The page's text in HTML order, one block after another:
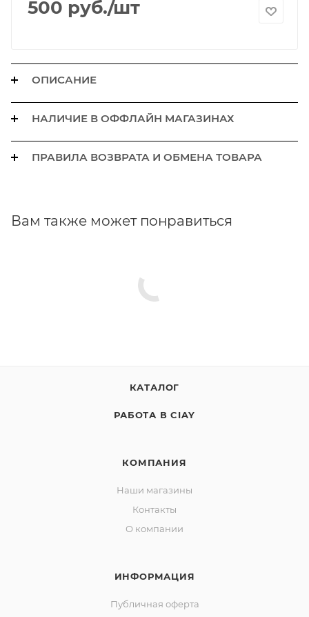
500 руб./шт
ОПИСАНИЕ
НАЛИЧИЕ В ОФФЛАЙН МАГАЗИНАХ
ПРАВИЛА ВОЗВРАТА И ОБМЕНА ТОВАРА
Вам также может понравиться
КАТАЛОГ
РАБОТА В CIAY
КОМПАНИЯ
Наши магазины
Контакты
О компании
ИНФОРМАЦИЯ
Публичная оферта